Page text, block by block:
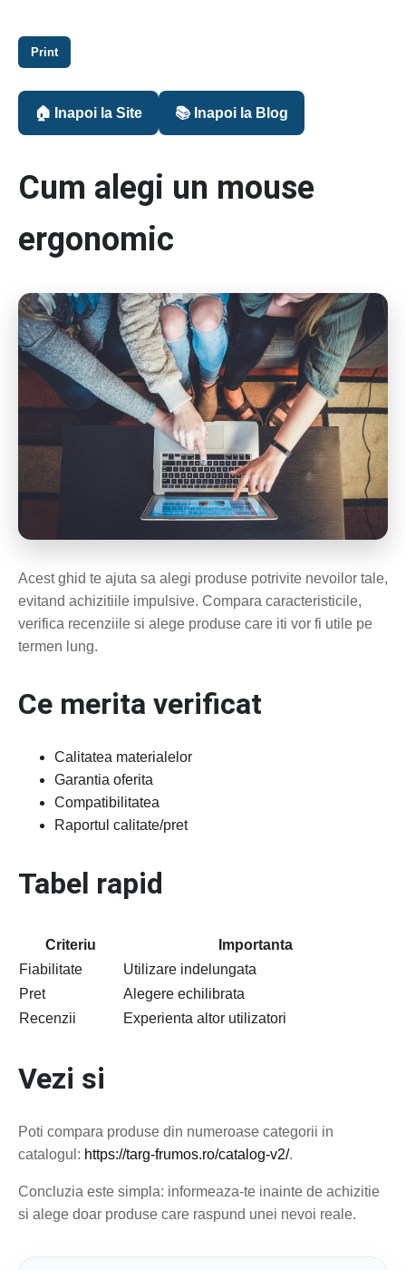
Print
🏠 Inapoi la Site 📚 Inapoi la Blog
Cum alegi un mouse
ergonomic
Acest ghid te ajuta sa alegi produse potrivite nevoilor tale,
evitand achizitiile impulsive. Compara caracteristicile,
verifica recenziile si alege produse care iti vor fi utile pe
termen lung.
Ce merita verificat
Calitatea materialelor
Garantia oferita
Compatibilitatea
Raportul calitate/pret
Tabel rapid
Criteriu
Importanta
Fiabilitate
Utilizare indelungata
Pret
Alegere echilibrata
Recenzii
Experienta altor utilizatori
Vezi si
Poti compara produse din numeroase categorii in
catalogul: https://targ-frumos.ro/catalog-v2/.
Concluzia este simpla: informeaza-te inainte de achizitie
si alege doar produse care raspund unei nevoi reale.